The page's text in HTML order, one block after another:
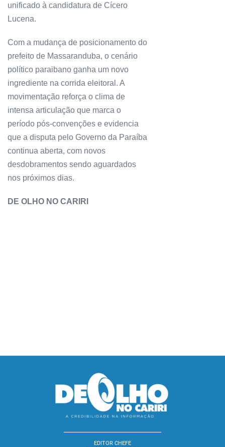
unificado à candidatura de Cícero
Lucena.
Com a mudança de posicionamento do
prefeito de Massaranduba, o cenário
político paraibano ganha um novo
ingrediente na corrida eleitoral. A
movimentação reforça o clima de
intensa articulação que marca o
período pós-convenções e evidencia
que a disputa pelo Governo da Paraíba
continua aberta, com novos
desdobramentos sendo aguardados
nos próximos dias.
DE OLHO NO CARIRI
EDITOR CHEFE